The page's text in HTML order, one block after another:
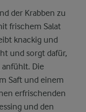
der Krabben zu
frischem Salat
knackig und
und sorgt dafür,
anfühlt. Die
Saft und einem
erfrischenden
und den